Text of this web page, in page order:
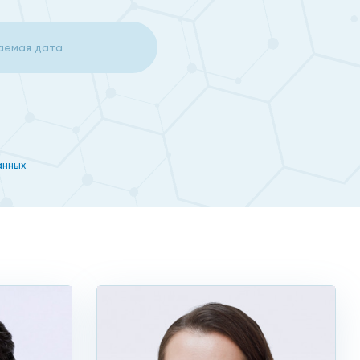
глаза обильно промываются растворов хлорида
Если роговица не имеет дефектов, после
выдаем сразу же, вместе с рекомендациями
и адекватное лечение.